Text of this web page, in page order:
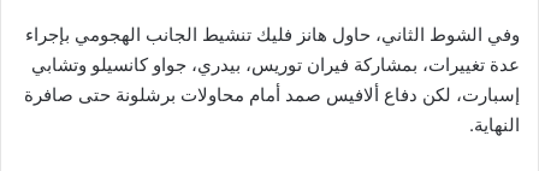
وفي الشوط الثاني، حاول هانز فليك تنشيط الجانب الهجومي بإجراء
عدة تغييرات، بمشاركة فيران توريس، بيدري، جواو كانسيلو وتشابي
إسبارت، لكن دفاع ألافيس صمد أمام محاولات برشلونة حتى صافرة
النهاية.